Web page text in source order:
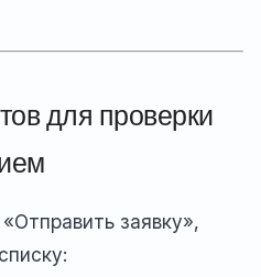
для проверки
заявку»,